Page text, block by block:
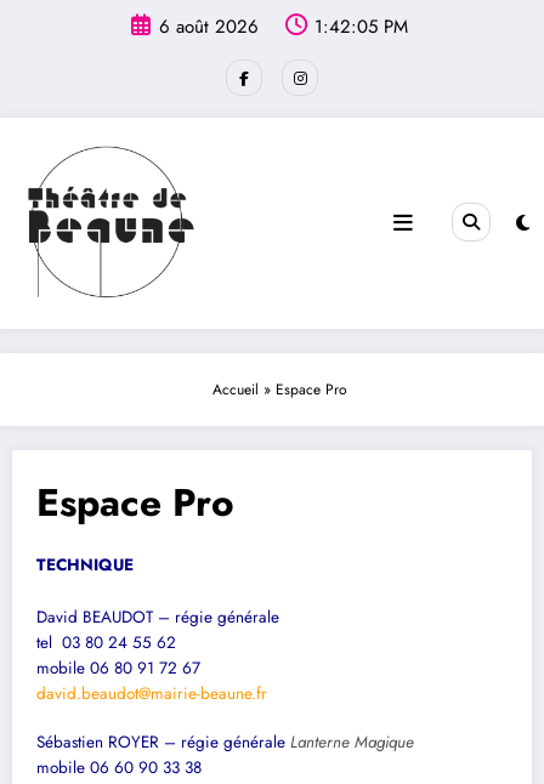
6 août 2026 1:42:05 PM
Accueil » Espace Pro
Espace Pro
TECHNIQUE
David BEAUDOT – régie générale
tel 03 80 24 55 62
mobile 06 80 91 72 67
david.beaudot@mairie-beaune.fr
Sébastien ROYER – régie générale Lanterne Magique
mobile 06 60 90 33 38